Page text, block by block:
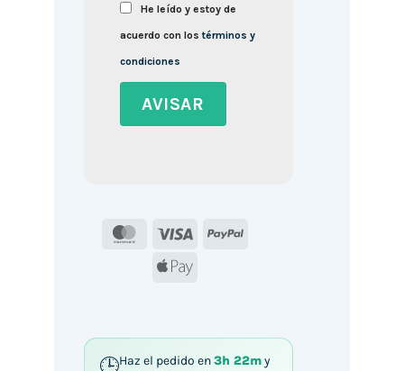
He leído y estoy de
acuerdo con lostérminos y
condiciones
MasterCard
Visa
PayPal
Apple
Haz el pedido en3h 22my